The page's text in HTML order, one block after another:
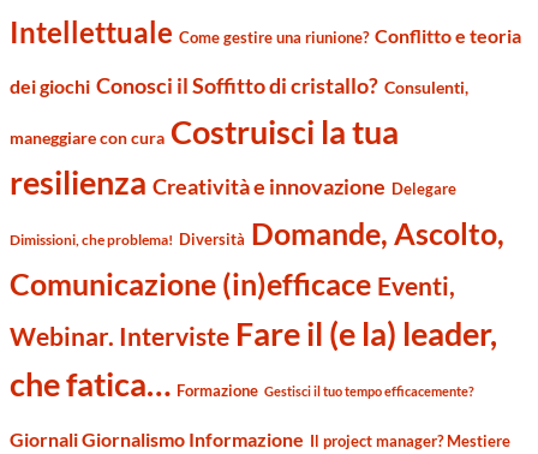
Intellettuale Come gestire una riunione? Conflitto e teoria
dei giochi Conosci il Soffitto di cristallo? Consulenti,
maneggiare con cura Costruisci la tua
resilienza Creatività e innovazione Delegare
Dimissioni, che problema! Diversità Domande, Ascolto,
Comunicazione (in)efficace Eventi,
Webinar. Interviste Fare il (e la) leader,
che fatica… Formazione Gestisci il tuo tempo efficacemente?
Giornali Giornalismo Informazione Il project manager? Mestiere